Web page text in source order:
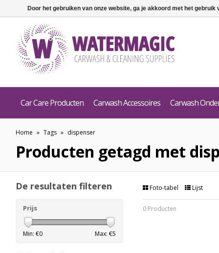
Car Care Producten Carwash Accessoires Carwash
Home » Tags » dispenser
Producten getagd met
Foto-tabel Lijst
0 Producten
De resultaten filteren
Prijs
Min: €0 Max: €5
Door het gebruiken van onze website, ga je akkoord met het